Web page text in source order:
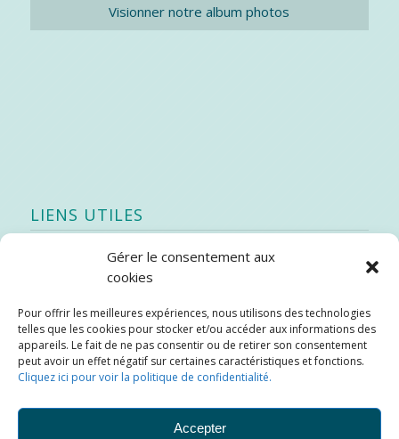
Gérer le consentement aux
cookies
Pour offrir les meilleures expériences, nous utilisons des technologies
telles que les cookies pour stocker et/ou accéder aux informations des
appareils. Le fait de ne pas consentir ou de retirer son consentement
peut avoir un effet négatif sur certaines caractéristiques et fonctions.
Cliquez ici pour voir la politique de confidentialité.
Accepter
Visionner notre album photos
LIENS UTILES
Quoi de neuf
Stratégie québécoise d’économie d’eau potable
Bibliothèque
Météo locale